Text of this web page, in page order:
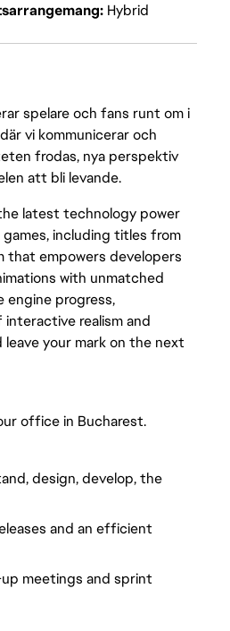
Hybrid
spelare och fans runt om i
vi kommunicerar och
frodas, nya perspektiv
att bli levande.
latest technology power
including titles from
that empowers developers
with unmatched
engine progress,
realism and
your mark on the next
office in Bucharest.
design, develop, the
and an efficient
meetings and sprint